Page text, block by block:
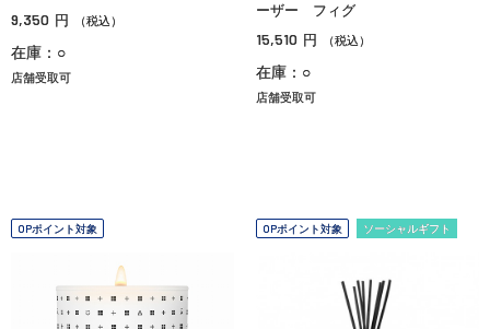
9,350 円 （税込）
在庫：○
店舗受取可
ーザー フィグ
15,510 円 （税込）
在庫：○
店舗受取可
OPポイント対象 OPポイント対象 ソーシャルギフト